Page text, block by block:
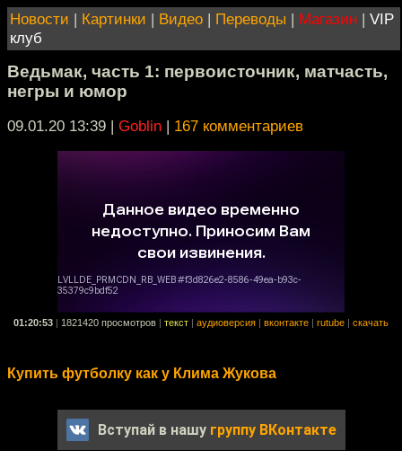
Новости | Картинки | Видео | Переводы | Магазин | VIP
клуб
Ведьмак, часть 1: первоисточник, матчасть,
негры и юмор
09.01.20 13:39 | Goblin | 167 комментариев
01:20:53 1821420 просмотров текст аудиоверсия вконтакте rutube скачать
Купить футболку как у Клима Жукова
Вступай в нашу группу ВКонтакте